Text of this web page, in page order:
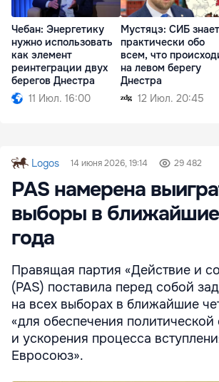
Чебан: Энергетику
нужно использовать
как элемент
реинтеграции двух
берегов Днестра
11 Июл. 16:00
Мустяцэ: СИБ знает
практически обо
всем, что
на левом берегу
Днестра
12 Июл. 20:45
Logos 14 июня 2026, 19:14 29 482
PAS намерена
выборы в
года
Правящая партия «Действие и
(PAS) поставила перед собой
на всех выборах в ближайшие
«для обеспечения политической
и ускорения процесса
Евросоюз».